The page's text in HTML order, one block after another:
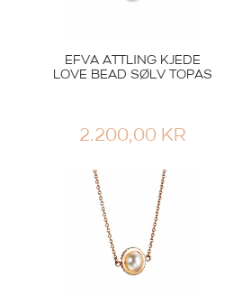
EFVA ATTLING KJEDE
LOVE BEAD SØLV TOPAS
2.200,00 KR